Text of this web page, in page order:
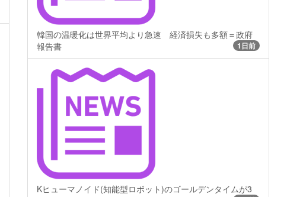
韓国の温暖化は世界平均より急速 経済損失も多額＝政府
報告書
1日前
Kヒューマノイド(知能型ロボット)のゴールデンタイムが3